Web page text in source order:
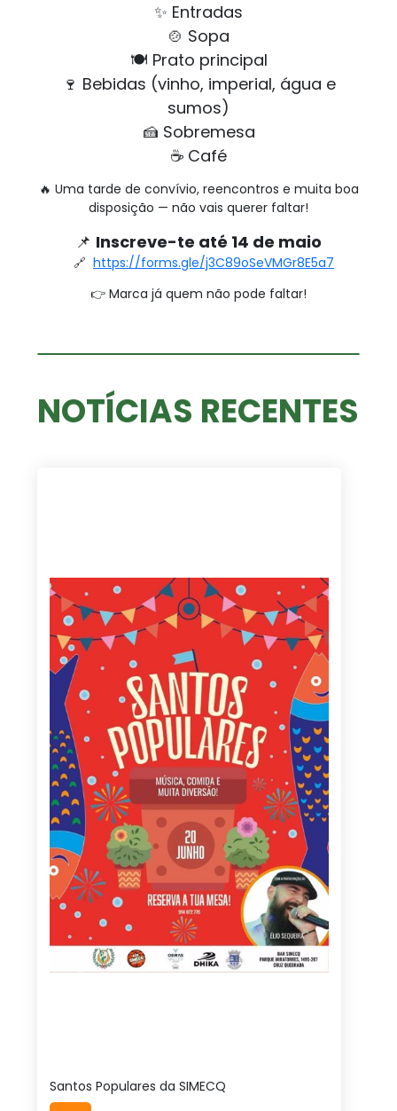
✨ Entradas
🍲 Sopa
🍽️ Prato principal
🍷 Bebidas (vinho, imperial, água e
sumos)
🍰 Sobremesa
☕ Café
🔥 Uma tarde de convívio, reencontros e muita boa
disposição — não vais querer faltar!
📌 Inscreve-te até 14 de maio
🔗 https://forms.gle/j3C89oSeVMGr8E5a7
👉 Marca já quem não pode faltar!
NOTÍCIAS RECENTES
Santos Populares da SIMECQ